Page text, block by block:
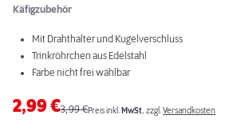
Käfigzubehör
Mit Drahthalter und Kugelverschluss
Trinkröhrchen aus Edelstahl
Farbe nicht frei wählbar
2,99€3,99€Preis inkl. MwSt. zzgl.Versandkosten